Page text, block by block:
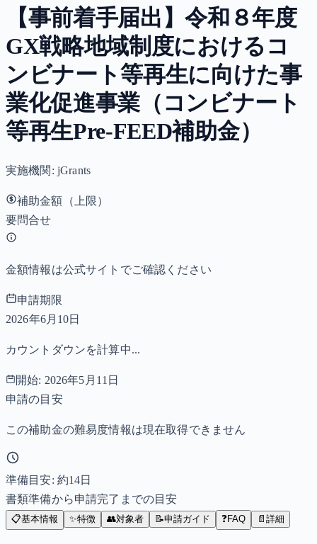
【事前着手届出】令和８年度
GX戦略地域制度におけるコ
ンビナート等再生に向けた事
業化促進事業（コンビナート
等再生Pre-FEED補助金）
実施機関: jGrants
補助金額（上限）
要問合せ
金額情報は公式サイトでご確認ください
申請期限
2026年6月10日
カウントダウンを計算中...
開始: 2026年5月11日
申請の目安
この補助金の難易度情報は現在取得できません
準備目安: 約14日
書類準備から申請完了までの目安
📋基本情報 ✨特徴 👥対象者 📝申請ガイド ❓FAQ 📄 詳細